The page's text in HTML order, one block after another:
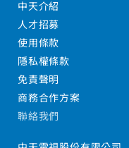
中天介紹
人才招募
使用條款
隱私權條款
免責聲明
商務合作方案
聯絡我們